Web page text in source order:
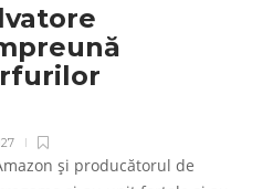
și producătorul de